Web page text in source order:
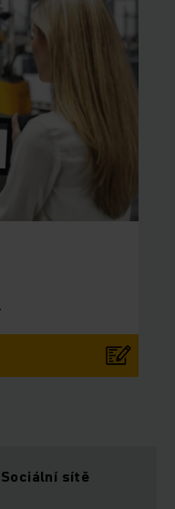
Sociální sítě